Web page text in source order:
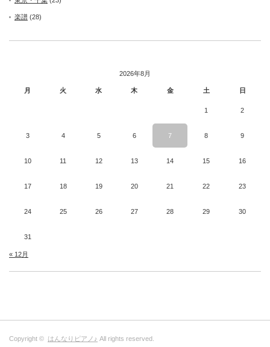
楽譜 (28)
2026年8月
月 火 水 木 金 土 日
1 2
3 4 5 6 7 8 9
10 11 12 13 14 15 16
17 18 19 20 21 22 23
24 25 26 27 28 29 30
31
« 12月
Copyright © はんなりピアノ♪ All rights reserved.